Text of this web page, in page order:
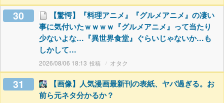
30
【驚愕】『料理アニメ』『グルメアニメ』の凄い
事に気付いたｗｗｗｗ『グルメアニメ』って当たり
少ないよな…『異世界食堂』ぐらいじゃないか…も
しかして…
2026/08/06 18:13 オタク
31
【画像】人気漫画最新刊の表紙、ヤバ過ぎる。お
前ら元ネタ分かるか？